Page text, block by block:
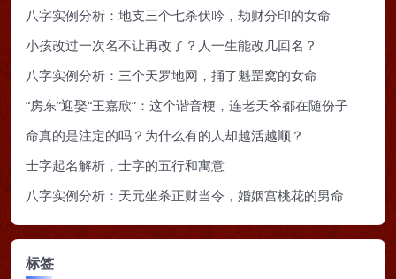
八字实例分析：地支三个七杀伏吟，劫财分印的女命
小孩改过一次名不让再改了？人一生能改几回名？
八字实例分析：三个天罗地网，捅了魁罡窝的女命
“房东”迎娶“王嘉欣”：这个谐音梗，连老天爷都在随份子
命真的是注定的吗？为什么有的人却越活越顺？
士字起名解析，士字的五行和寓意
八字实例分析：天元坐杀正财当令，婚姻宫桃花的男命
标签